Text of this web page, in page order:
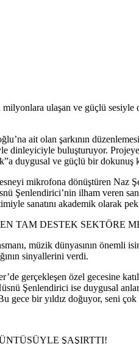
milyonlara ulaşan ve güçlü
ait olan şarkının
buluşturuyor. Projeye
duygusal ve güçlü bir dokunuş
mikrofona dönüştüren Naz
Şenlendirici’nin ilham veren
sanatını akademik olarak
TAM DESTEK SEKTÖRE
müzik dünyasının önemli
sinyallerini verdi.
gerçekleşen özel gecesine
Şenlendirici ise duygusal
gece bir yıldız doğuyor, seni
ŞAŞIRTTI!